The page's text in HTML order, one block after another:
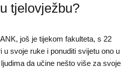
tjelovježbu?
još je tijekom fakulteta, s 22
u svoje ruke i ponuditi svijetu ono u
da učine nešto više za svoje